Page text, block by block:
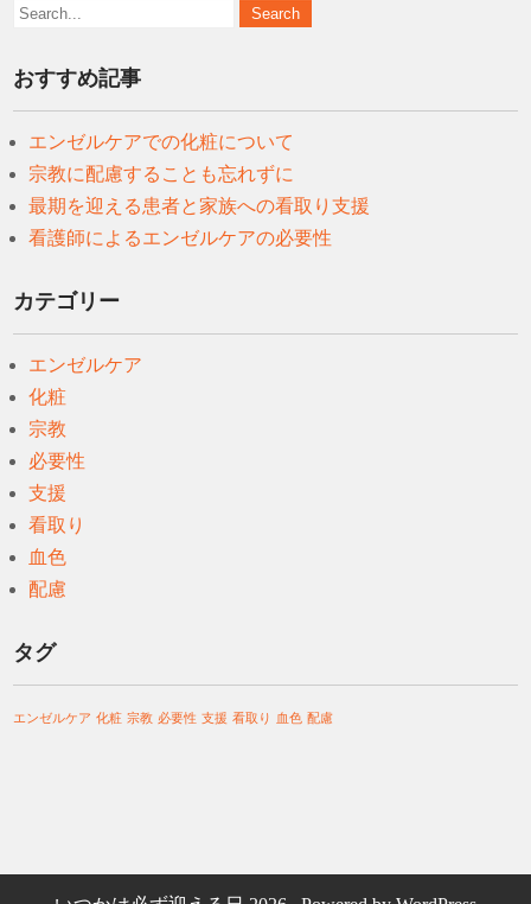
おすすめ記事
エンゼルケアでの化粧について
宗教に配慮することも忘れずに
最期を迎える患者と家族への看取り支援
看護師によるエンゼルケアの必要性
カテゴリー
エンゼルケア
化粧
宗教
必要性
支援
看取り
血色
配慮
タグ
エンゼルケア 化粧 宗教 必要性 支援 看取り 血色 配慮